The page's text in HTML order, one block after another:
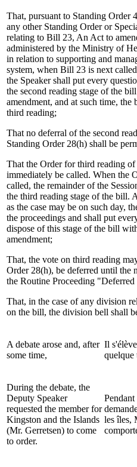
That, pursuant to Standing Order
any other Standing Order or
relating to Bill 23, An Act to
administered by the Ministry of
in relation to supporting and
system, when Bill 23 is next
the Speaker shall put every
the second reading stage of the
amendment, and at such time,
third reading;
That no deferral of the second
Standing Order 28(h) shall be
That the Order for third reading
immediately be called. When the
called, the remainder of the
the third reading stage of the bill.
as the case may be on such day,
the proceedings and shall put
dispose of this stage of the bill
amendment;
That, the vote on third reading
Order 28(h), be deferred until the
the Routine Proceeding "Deferred
That, in the case of any division
on the bill, the division bell shall
A debate arose and, after
some time,
Il
quelque
During the debate, the
Deputy Speaker
requested the member for
Kingston and the Islands
(Mr. Gerretsen) to come
to order.
les îles,